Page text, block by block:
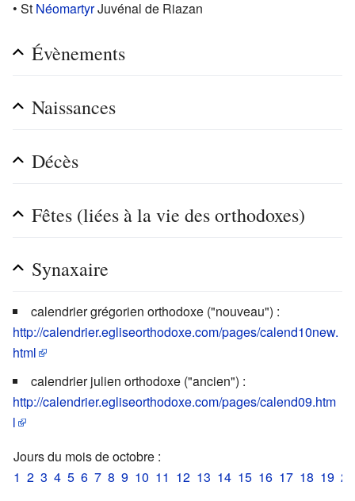
• St NéomartyrJuvénal de Riazan
Évènements
Naissances
Décès
Fêtes (liées à la vie des orthodoxes)
Synaxaire
calendrier grégorien orthodoxe ("nouveau") :
http://calendrier.egliseorthodoxe.com/pages/calend10new.
html
calendrier julien orthodoxe ("ancien") :
http://calendrier.egliseorthodoxe.com/pages/calend09.htm
l
Jours du mois de octobre :
1 2 3 4 5 6 7 8 9 10 11 12 13 14 15 16 17 18 19 20